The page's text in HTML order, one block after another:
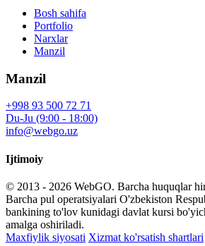
Bosh sahifa
Portfolio
Narxlar
Manzil
Manzil
+998 93 500 72 71
Du-Ju (9:00 - 18:00)
info@webgo.uz
Ijtimoiy
© 2013 - 2026 WebGO. Barcha huquqlar
Barcha pul operatsiyalari O'zbekiston
bankining to'lov kunidagi davlat kursi
amalga oshiriladi.
Maxfiylik siyosati Xizmat ko'rsatish shartlari